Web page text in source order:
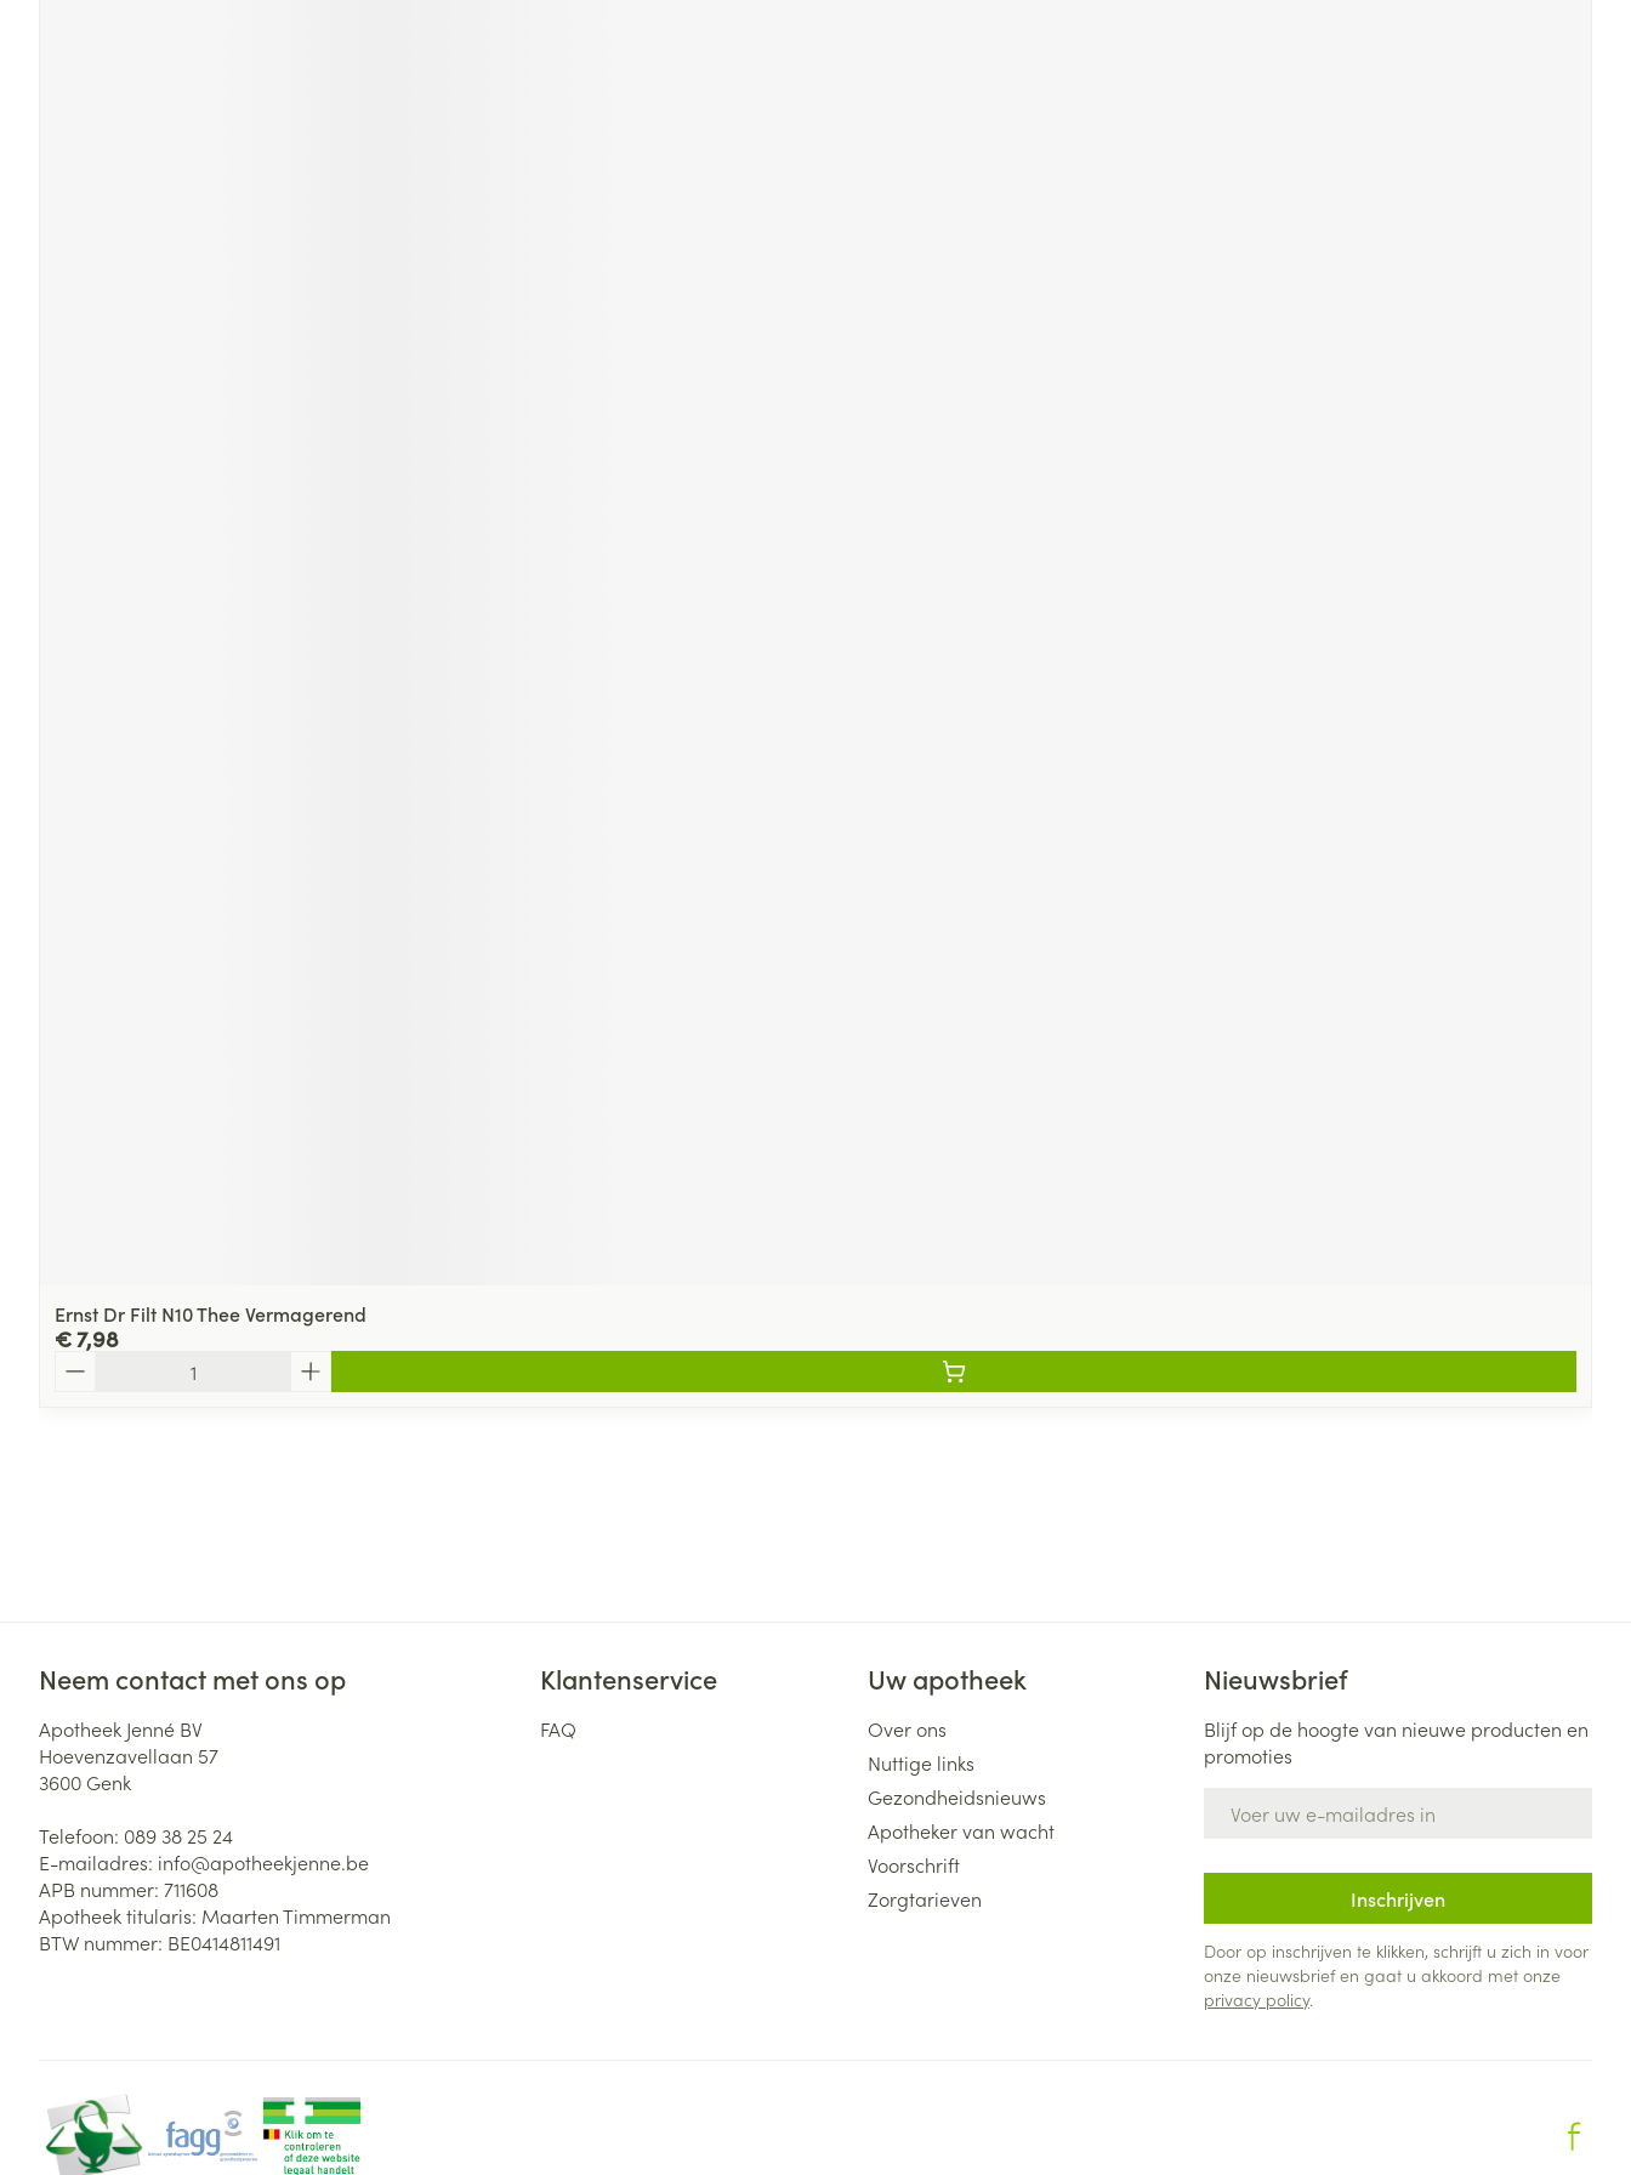
Ernst Dr Filt N10 Thee Vermagerend
€ 7,98
Neem contact met ons op
Apotheek Jenné BV
Hoevenzavellaan 57
3600 Genk
Telefoon: 089 38 25 24
E-mailadres: info@apotheekjenne.be
APB nummer: 711608
Apotheek titularis: Maarten Timmerman
BTW nummer: BE0414811491
Klantenservice
FAQ
Uw apotheek
Over ons
Nuttige links
Gezondheidsnieuws
Apotheker van wacht
Voorschrift
Zorgtarieven
Nieuwsbrief
Blijf op de hoogte van nieuwe producten en
promoties
Inschrijven
Door op inschrijven te klikken, schrijft u zich in voor
onze nieuwsbrief en gaat u akkoord met onze
privacy policy.